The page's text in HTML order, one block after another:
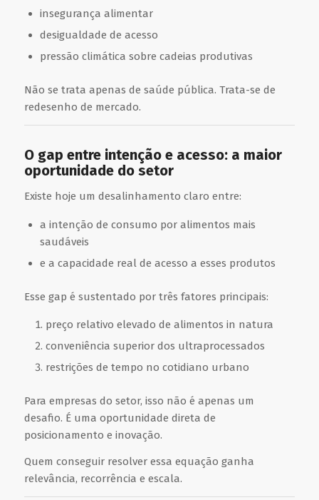
insegurança alimentar
desigualdade de acesso
pressão climática sobre cadeias produtivas
Não se trata apenas de saúde pública. Trata-se de
redesenho de mercado.
O gap entre intenção e acesso: a maior
oportunidade do setor
Existe hoje um desalinhamento claro entre:
a intenção de consumo por alimentos mais
saudáveis
e a capacidade real de acesso a esses produtos
Esse gap é sustentado por três fatores principais:
preço relativo elevado de alimentos in natura
conveniência superior dos ultraprocessados
restrições de tempo no cotidiano urbano
Para empresas do setor, isso não é apenas um
desafio. É uma oportunidade direta de
posicionamento e inovação.
Quem conseguir resolver essa equação ganha
relevância, recorrência e escala.